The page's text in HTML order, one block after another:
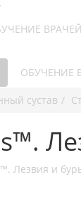
ВРАЧЕЙ
ОБУЧЕНИЕ
сустав